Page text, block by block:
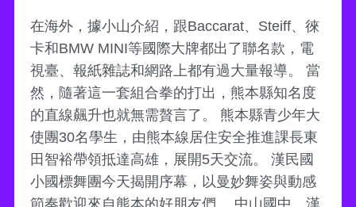
在海外，據小山介紹，跟Baccarat、Steiff、徠
卡和BMW MINI等國際大牌都出了聯名款，電
視臺、報紙雜誌和網路上都有過大量報導。 當
然，隨著這一套組合拳的打出，熊本縣知名度
的直線飆升也就無需贅言了。 熊本縣青少年大
使團30名學生，由熊本線居住安全推進課長東
田智裕帶領抵達高雄，展開5天交流。 漢民國
小國標舞團今天揭開序幕，以曼妙舞姿與動感
節奏歡迎來自熊本的好朋友們。 中山國中、漢